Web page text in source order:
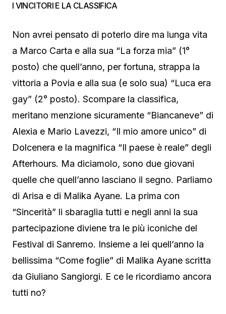
I VINCITORI E LA CLASSIFICA
Non avrei pensato di poterlo dire ma lunga vita
a Marco Carta e alla sua “La forza mia” (1°
posto) che quell’anno, per fortuna, strappa la
vittoria a Povia e alla sua (e solo sua) “Luca era
gay” (2° posto). Scompare la classifica,
meritano menzione sicuramente “Biancaneve” di
Alexia e Mario Lavezzi, “Il mio amore unico” di
Dolcenera e la magnifica “Il paese è reale” degli
Afterhours. Ma diciamolo, sono due giovani
quelle che quell’anno lasciano il segno. Parliamo
di Arisa e di Malika Ayane. La prima con
“Sincerità” li sbaraglia tutti e negli anni la sua
partecipazione diviene tra le più iconiche del
Festival di Sanremo. Insieme a lei quell’anno la
bellissima “Come foglie” di Malika Ayane scritta
da Giuliano Sangiorgi. E ce le ricordiamo ancora
tutti no?